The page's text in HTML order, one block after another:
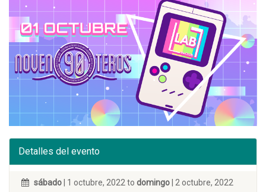
Detalles del evento
sábado | 1 octubre, 2022 to domingo | 2 octubre, 2022